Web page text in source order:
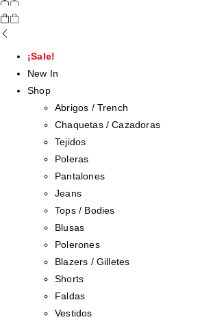
¡Sale!
New In
Shop
Abrigos / Trench
Chaquetas / Cazadoras
Tejidos
Poleras
Pantalones
Jeans
Tops / Bodies
Blusas
Polerones
Blazers / Gilletes
Shorts
Faldas
Vestidos